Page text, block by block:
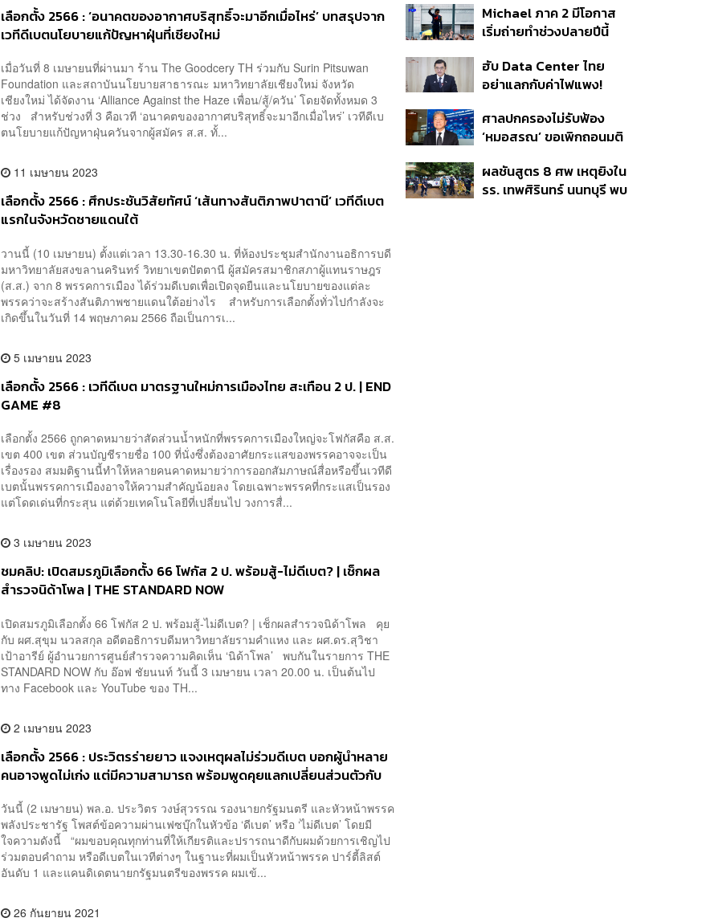
เลือกตั้ง 2566 : ‘อนาคตของอากาศบริสุทธิ์จะมาอีกเมื่อไหร่’ บทสรุปจาก
เวทีดีเบตนโยบายแก้ปัญหาฝุ่นที่เชียงใหม่
เมื่อวันที่ 8 เมษายนที่ผ่านมา ร้าน The Goodcery TH ร่วมกับ Surin Pitsuwan
Foundation และสถาบันนโยบายสาธารณะ มหาวิทยาลัยเชียงใหม่ จังหวัด
เชียงใหม่ ได้จัดงาน ‘Alliance Against the Haze เพื่อน/สู้/ควัน’ โดยจัดทั้งหมด 3
ช่วง สำหรับช่วงที่ 3 คือเวที ‘อนาคตของอากาศบริสุทธิ์จะมาอีกเมื่อไหร่’ เวทีดีเบ
ตนโยบายแก้ปัญหาฝุ่นควันจากผู้สมัคร ส.ส. ทั้...
11 เมษายน 2023
เลือกตั้ง 2566 : ศึกประชันวิสัยทัศน์ ‘เส้นทางสันติภาพปาตานี’ เวทีดีเบต
แรกในจังหวัดชายแดนใต้
วานนี้ (10 เมษายน) ตั้งแต่เวลา 13.30-16.30 น. ที่ห้องประชุมสำนักงานอธิการบดี
มหาวิทยาลัยสงขลานครินทร์ วิทยาเขตปัตตานี ผู้สมัครสมาชิกสภาผู้แทนราษฎร
(ส.ส.) จาก 8 พรรคการเมือง ได้ร่วมดีเบตเพื่อเปิดจุดยืนและนโยบายของแต่ละ
พรรคว่าจะสร้างสันติภาพชายแดนใต้อย่างไร สำหรับการเลือกตั้งทั่วไปกำลังจะ
เกิดขึ้นในวันที่ 14 พฤษภาคม 2566 ถือเป็นการเ...
5 เมษายน 2023
เลือกตั้ง 2566 : เวทีดีเบต มาตรฐานใหม่การเมืองไทย สะเทือน 2 ป. | END
GAME #8
เลือกตั้ง 2566 ถูกคาดหมายว่าสัดส่วนน้ำหนักที่พรรคการเมืองใหญ่จะโฟกัสคือ ส.ส.
เขต 400 เขต ส่วนบัญชีรายชื่อ 100 ที่นั่งซึ่งต้องอาศัยกระแสของพรรคอาจจะเป็น
เรื่องรอง สมมติฐานนี้ทำให้หลายคนคาดหมายว่าการออกสัมภาษณ์สื่อหรือขึ้นเวทีดี
เบตนั้นพรรคการเมืองอาจให้ความสำคัญน้อยลง โดยเฉพาะพรรคที่กระแสเป็นรอง
แต่โดดเด่นที่กระสุน แต่ด้วยเทคโนโลยีที่เปลี่ยนไป วงการสื่...
3 เมษายน 2023
ชมคลิป: เปิดสมรภูมิเลือกตั้ง 66 โฟกัส 2 ป. พร้อมสู้-ไม่ดีเบต? | เช็กผล
สำรวจนิด้าโพล | THE STANDARD NOW
เปิดสมรภูมิเลือกตั้ง 66 โฟกัส 2 ป. พร้อมสู้-ไม่ดีเบต? | เช็กผลสำรวจนิด้าโพล คุย
กับ ผศ.สุขุม นวลสกุล อดีตอธิการบดีมหาวิทยาลัยรามคำแหง และ ผศ.ดร.สุวิชา
เป้าอารีย์ ผู้อำนวยการศูนย์สำรวจความคิดเห็น ‘นิด้าโพล’ พบกันในรายการ THE
STANDARD NOW กับ อ๊อฟ ชัยนนท์ วันนี้ 3 เมษายน เวลา 20.00 น. เป็นต้นไป
ทาง Facebook และ YouTube ของ TH...
2 เมษายน 2023
เลือกตั้ง 2566 : ประวิตรร่ายยาว แจงเหตุผลไม่ร่วมดีเบต บอกผู้นำหลาย
คนอาจพูดไม่เก่ง แต่มีความสามารถ พร้อมพูดคุยแลกเปลี่ยนส่วนตัวกับ
วันนี้ (2 เมษายน) พล.อ. ประวิตร วงษ์สุวรรณ รองนายกรัฐมนตรี และหัวหน้าพรรค
พลังประชารัฐ โพสต์ข้อความผ่านเฟซบุ๊กในหัวข้อ ‘ดีเบต’ หรือ ‘ไม่ดีเบต’ โดยมี
ใจความดังนี้ “ผมขอบคุณทุกท่านที่ให้เกียรติและปรารถนาดีกับผมด้วยการเชิญไป
ร่วมตอบคำถาม หรือดีเบตในเวทีต่างๆ ในฐานะที่ผมเป็นหัวหน้าพรรค ปาร์ตี้ลิสต์
อันดับ 1 และแคนดิเดตนายกรัฐมนตรีของพรรค ผมเข้...
26 กันยายน 2021
เท่าเดิม เน็ตบ้านโตแรงสุด
7.9%
Michael ภาค 2 มีโอกาส
เริ่มถ่ายทำช่วงปลายปีนี้
ฮับ Data Center ไทย
อย่าแลกกับค่าไฟแพง!
รัฐต้องคุมต้นทุนน้ำ-ไฟ
ศาลปกครองไม่รับฟ้อง
‘หมอสรณ’ ขอเพิกถอนมติ
เดือดร้อนเสียหาย
ผลชันสูตร 8 ศพ เหตุยิงใน
รร. เทพศิรินทร์ นนทบุรี พบ